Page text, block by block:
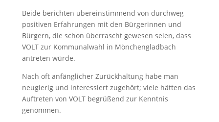
Beide berichten übereinstimmend von durchweg
positiven Erfahrungen mit den Bürgerinnen und
Bürgern, die schon überrascht gewesen seien, dass
VOLT zur Kommunalwahl in Mönchengladbach
antreten würde.
Nach oft anfänglicher Zurückhaltung habe man
neugierig und interessiert zugehört; viele hätten das
Auftreten von VOLT begrüßend zur Kenntnis
genommen.